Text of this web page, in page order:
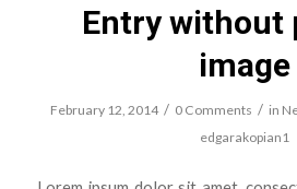
Entry without
image
February 12, 2014 / 0 Comments / in
edgarakopian1